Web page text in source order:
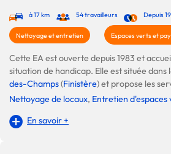
à 17 km 54 travailleurs Depuis
Nettoyage et entretien Espaces verts et
Cette EA est ouverte depuis 1983 et
situation de handicap. Elle est située dans
des-Champs(Finistère) et propose les
Nettoyage de locaux, Entretien d'espaces
En savoir +